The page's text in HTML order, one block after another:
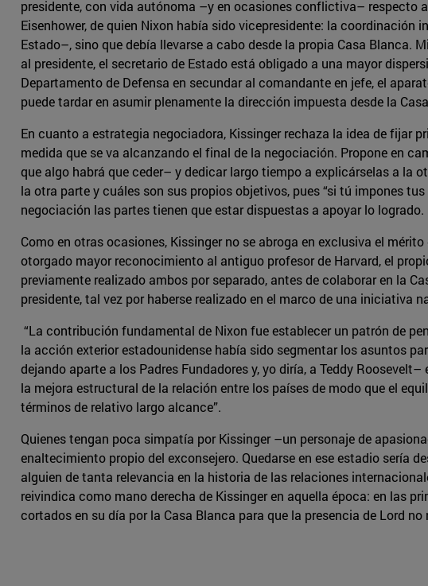
presidente, con vida autónoma –y en ocasiones conflictiva– respecto
Eisenhower, de quien Nixon había sido vicepresidente: la
Estado–, sino que debía llevarse a cabo desde la propia Casa Blanca.
al presidente, el secretario de Estado está obligado a una mayor
Departamento de Defensa en secundar al comandante en jefe, el
puede tardar en asumir plenamente la dirección impuesta desde la
En cuanto a estrategia negociadora, Kissinger rechaza la idea de fijar
medida que se va alcanzando el final de la negociación. Propone en
que algo habrá que ceder– y dedicar largo tiempo a explicárselas a la
la otra parte y cuáles son sus propios objetivos, pues “si tú impones
negociación las partes tienen que estar dispuestas a apoyar lo logrado.
Como en otras ocasiones, Kissinger no se abroga en exclusiva el
otorgado mayor reconocimiento al antiguo profesor de Harvard, el
previamente realizado ambos por separado, antes de colaborar en la
presidente, tal vez por haberse realizado en el marco de una iniciativa
“La contribución fundamental de Nixon fue establecer un patrón de
la acción exterior estadounidense había sido segmentar los asuntos
dejando aparte a los Padres Fundadores y, yo diría, a Teddy
la mejora estructural de la relación entre los países de modo que el
términos de relativo largo alcance”.
Quienes tengan poca simpatía por Kissinger –un personaje de
enaltecimiento propio del exconsejero. Quedarse en ese estadio sería
alguien de tanta relevancia en la historia de las relaciones
reivindica como mano derecha de Kissinger en aquella época: en las
cortados en su día por la Casa Blanca para que la presencia de Lord